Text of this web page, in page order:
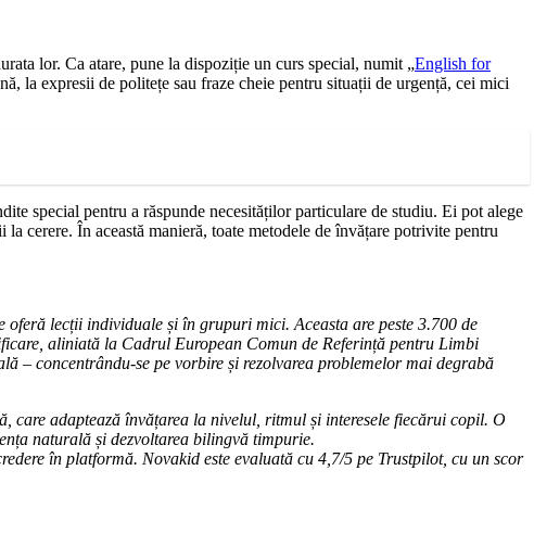
lor. Ca atare, pune la dispoziție un curs special, numit „English for
la expresii de politețe sau fraze cheie pentru situații de urgență, cei mici
special pentru a răspunde necesităților particulare de studiu. Ei pot alege
cerere. În această manieră, toate metodele de învățare potrivite pentru
lecții individuale și în grupuri mici. Aceasta are peste 3.700 de
aliniată la Cadrul European Comun de Referință pentru Limbi
– concentrându-se pe vorbire și rezolvarea problemelor mai degrabă
adaptează învățarea la nivelul, ritmul și interesele fiecărui copil. O
naturală și dezvoltarea bilingvă timpurie.
în platformă. Novakid este evaluată cu 4,7/5 pe Trustpilot, cu un scor